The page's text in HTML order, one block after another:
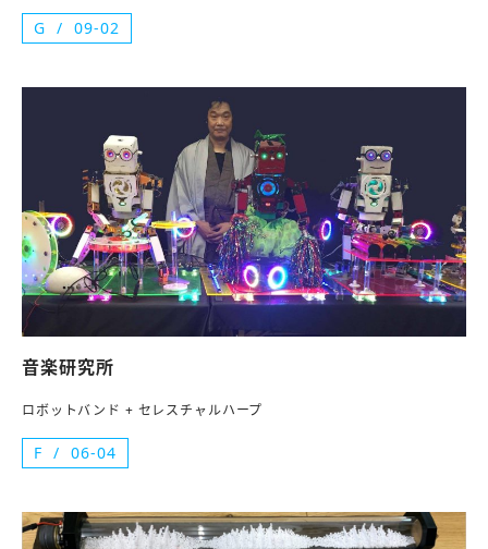
G 09-02
音楽研究所
ロボットバンド + セレスチャルハープ
F 06-04